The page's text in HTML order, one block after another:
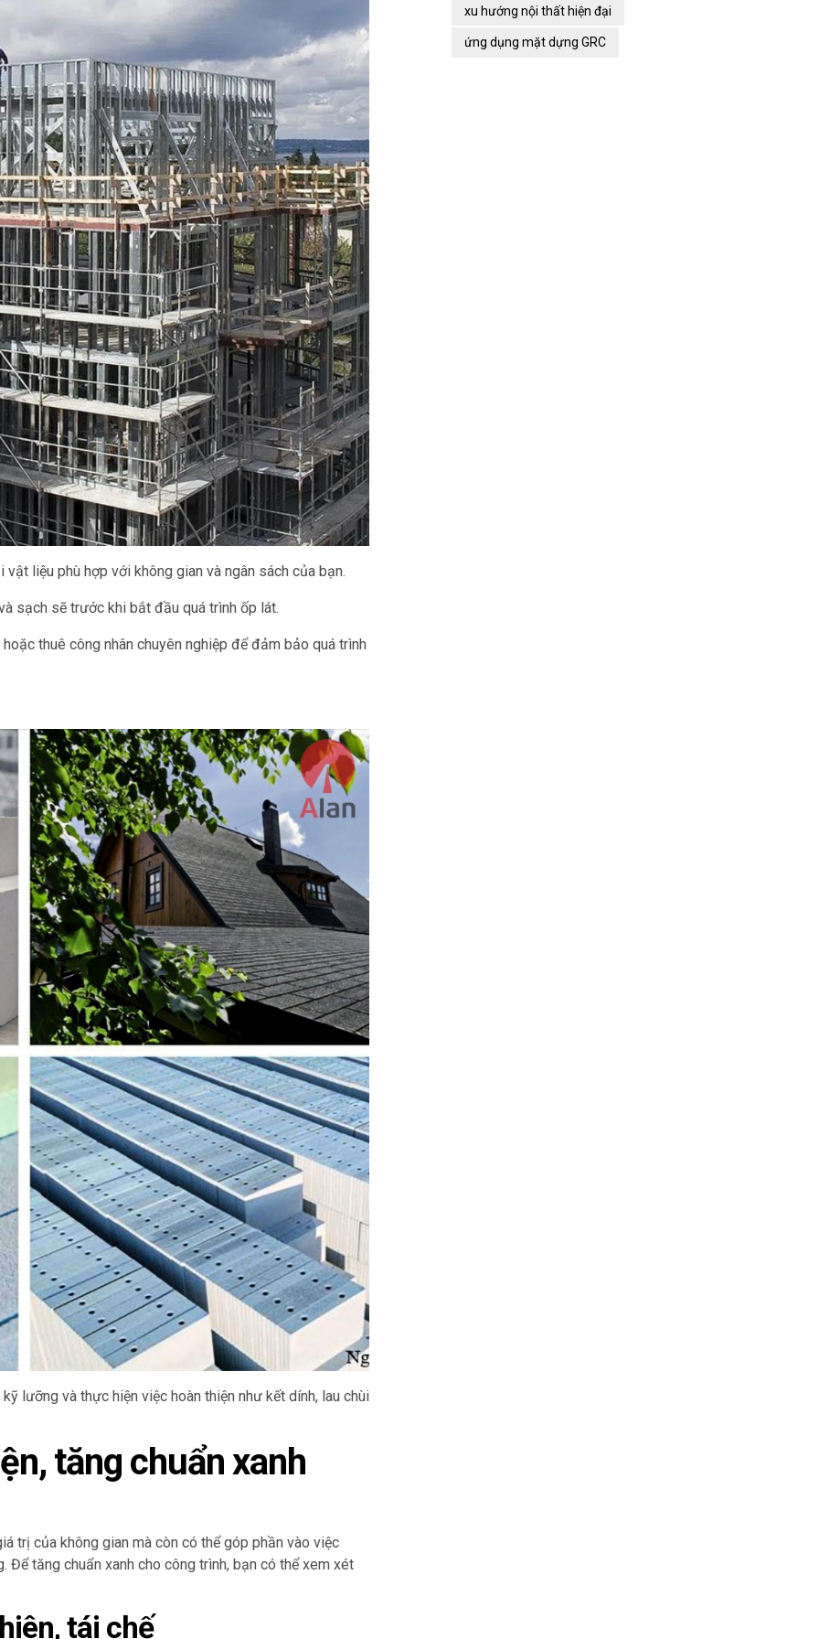
liệu phù hợp với không gian và ngân sách của bạn.
sạch sẽ trước khi bắt đầu quá trình ốp lát.
thuê công nhân chuyên nghiệp để đảm bảo quá trình
lưỡng và thực hiện việc hoàn thiện như kết dính, lau chùi
tăng chuẩn xanh
trị của không gian mà còn có thể góp phần vào việc
Để tăng chuẩn xanh cho công trình, bạn có thể xem xét
tái chế
xu hướng nội thất hiện đại
ứng dụng mặt dựng GRC